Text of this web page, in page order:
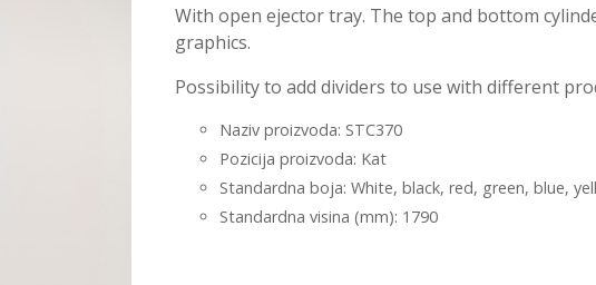
With open ejector tray. The top and bottom
graphics.
Possibility to add dividers to use with different
Naziv proizvoda: STC370
Pozicija proizvoda: Kat
Standardna boja: White, black, red, green, blue,
Standardna visina (mm): 1790